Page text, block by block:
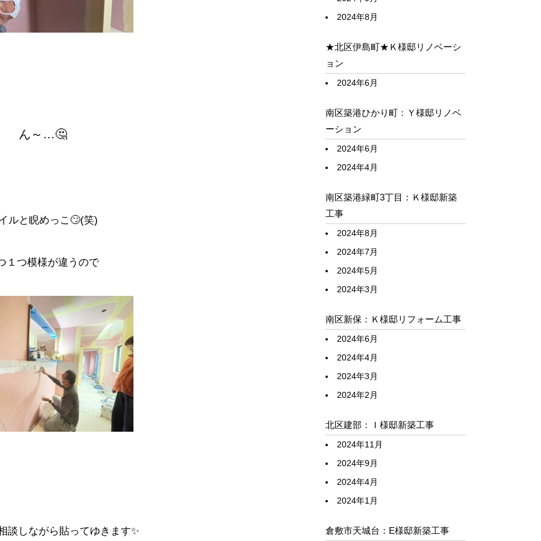
ん～…🤔
ルと睨めっこ🙄(笑)
１つ模様が違うので
談しながら貼ってゆきます✨
2024年8月
★北区伊島町★Ｋ様邸リノベーシ
ョン
2024年6月
南区築港ひかり町：Ｙ様邸リノベ
ーション
2024年6月
2024年4月
南区築港緑町3丁目：Ｋ様邸新築
工事
2024年8月
2024年7月
2024年5月
2024年3月
南区新保：Ｋ様邸リフォーム工事
2024年6月
2024年4月
2024年3月
2024年2月
北区建部：Ｉ様邸新築工事
2024年11月
2024年9月
2024年4月
2024年1月
倉敷市天城台：E様邸新築工事